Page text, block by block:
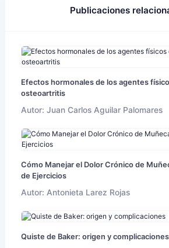
Publicaciones
Efectos hormonales de los agentes
osteoartritis
Autor: Juan Carlos Aguilar Palomares
Cómo Manejar el Dolor Crónico de
de Ejercicios
Autor: Antonieta Larez Rojas
Quiste de Baker: origen y complicaciones